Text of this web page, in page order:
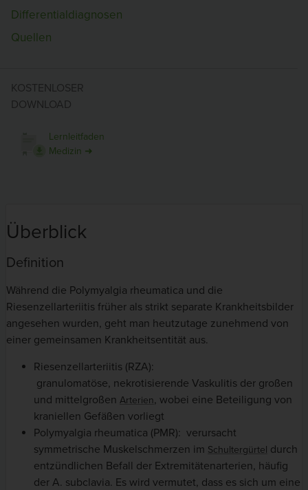
Differentialdiagnosen
Quellen
KOSTENLOSER
DOWNLOAD
Lernleitfaden
Medizin ➜
Überblick
Definition
Während die Polymyalgia rheumatica und die
Riesenzellarteriitis früher als strikt separate Krankheitsbilder
angesehen wurden, geht man heutzutage zunehmend von
einer gemeinsamen Krankheitsentität aus.
Riesenzellarteriitis (RZA):
granulomatöse, nekrotisierende Vaskulitis der großen
und mittelgroßen Arterien, wobei eine Beteiligung von
kraniellen Gefäßen vorliegt
Polymyalgia rheumatica (PMR): verursacht
symmetrische Muskelschmerzen im Schultergürtel durch
entzündlichen Befall der Extremitätenarterien, häufig
der A. subclavia. Es wird vermutet, dass es sich um eine